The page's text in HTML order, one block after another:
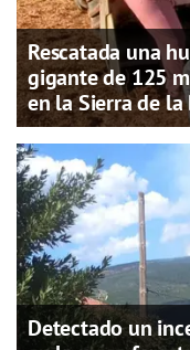
Rescatada una
gigante de 125
en la Sierra de la
Detectado un